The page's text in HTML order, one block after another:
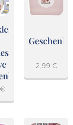
€
2,99 €